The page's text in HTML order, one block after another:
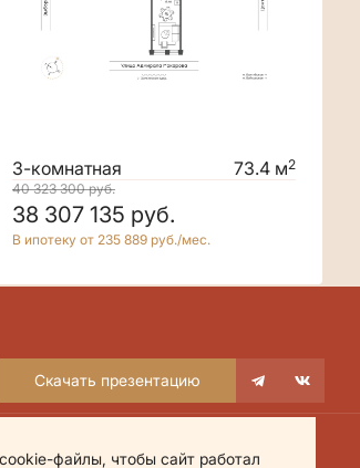
3-комнатная 73.4 м2
40 323 300руб.
38 307 135 руб.
В ипотеку от 235 889 руб./мес.
Скачать презентацию
файлы, чтобы сайт работал